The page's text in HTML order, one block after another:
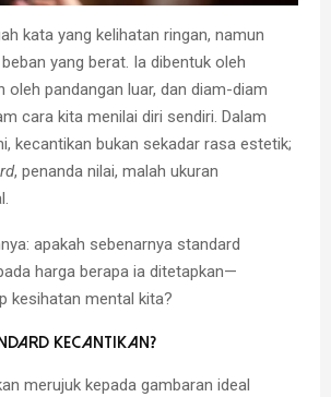
kata yang kelihatan ringan, namun
yang berat. Ia dibentuk oleh
oleh pandangan luar, dan diam-diam
cara kita menilai diri sendiri. Dalam
kecantikan bukan sekadar rasa estetik;
, penanda nilai, malah ukuran
apakah sebenarnya standard
harga berapa ia ditetapkan—
kesihatan mental kita?
Kecantikan?
merujuk kepada gambaran ideal